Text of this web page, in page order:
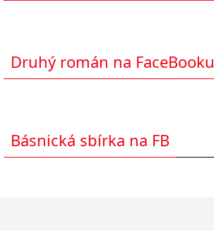
Druhý román na FaceBooku
Básnická sbírka na FB